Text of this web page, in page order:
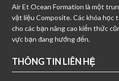
Air Et Ocean Formation là một
vật liệu Composite. Các khóa học
cho các bạn nâng cao kiến thức
vực bạn đang hướng đến.
THÔNG TIN LIÊN HỆ